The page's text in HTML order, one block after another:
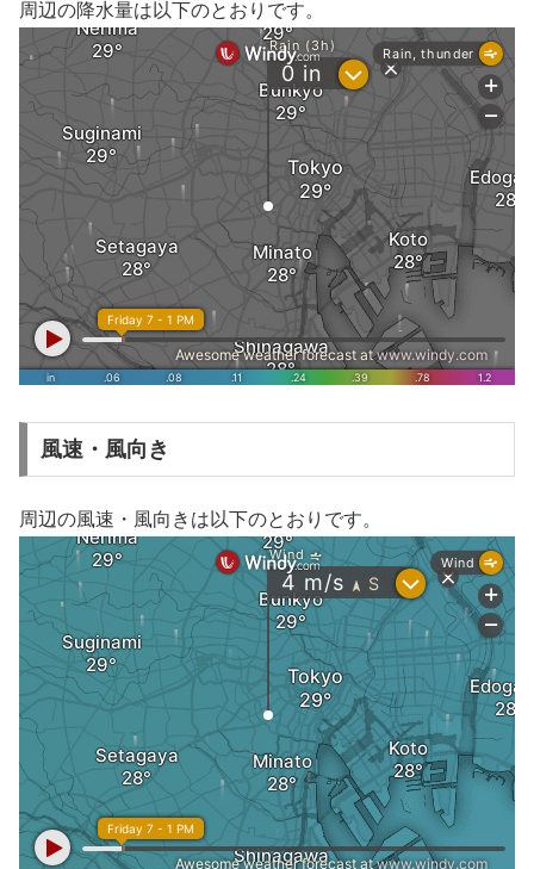
周辺の降水量は以下のとおりです。
風速・風向き
周辺の風速・風向きは以下のとおりです。